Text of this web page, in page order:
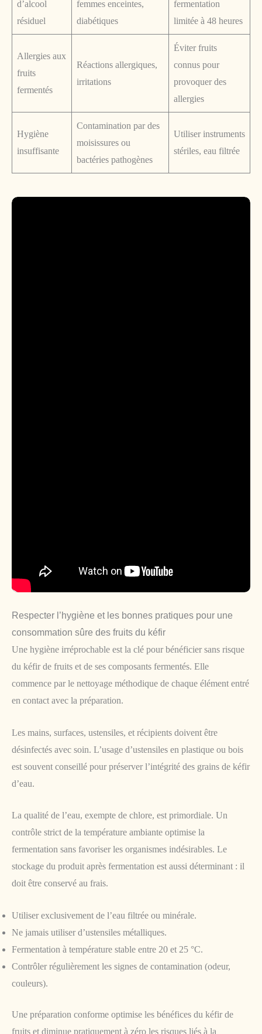
d’alcool
résiduel
femmes enceintes,
diabétiques
fermentation
limitée à 48 heures
Allergies aux
fruits
fermentés
Réactions allergiques,
irritations
Éviter fruits
connus pour
provoquer des
allergies
Hygiène
insuffisante
Contamination par des
moisissures ou
bactéries pathogènes
Utiliser instruments
stériles, eau filtrée
Respecter l’hygiène et les bonnes pratiques pour une
consommation sûre des fruits du kéfir
Une hygiène irréprochable est la clé pour bénéficier sans risque
du kéfir de fruits et de ses composants fermentés. Elle
commence par le nettoyage méthodique de chaque élément entré
en contact avec la préparation.
Les mains, surfaces, ustensiles, et récipients doivent être
désinfectés avec soin. L’usage d’ustensiles en plastique ou bois
est souvent conseillé pour préserver l’intégrité des grains de kéfir
d’eau.
La qualité de l’eau, exempte de chlore, est primordiale. Un
contrôle strict de la température ambiante optimise la
fermentation sans favoriser les organismes indésirables. Le
stockage du produit après fermentation est aussi déterminant : il
doit être conservé au frais.
Utiliser exclusivement de l’eau filtrée ou minérale.
Ne jamais utiliser d’ustensiles métalliques.
Fermentation à température stable entre 20 et 25 °C.
Contrôler régulièrement les signes de contamination (odeur,
couleurs).
Une préparation conforme optimise les bénéfices du kéfir de
fruits et diminue pratiquement à zéro les risques liés à la